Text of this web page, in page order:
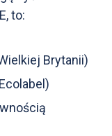
to:
Brytanii)